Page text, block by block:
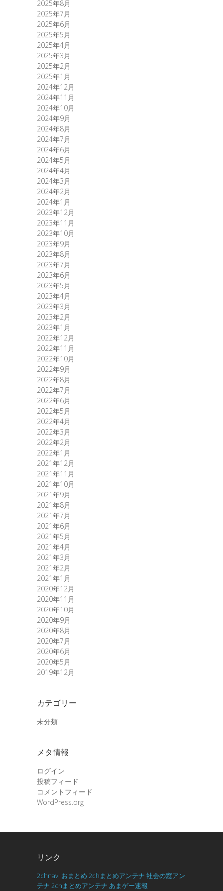
2025年8月
2025年7月
2025年6月
2025年5月
2025年4月
2025年3月
2025年2月
2025年1月
2024年12月
2024年11月
2024年10月
2024年9月
2024年8月
2024年7月
2024年6月
2024年5月
2024年4月
2024年3月
2024年2月
2024年1月
2023年12月
2023年11月
2023年10月
2023年9月
2023年8月
2023年7月
2023年6月
2023年5月
2023年4月
2023年3月
2023年2月
2023年1月
2022年12月
2022年11月
2022年10月
2022年9月
2022年8月
2022年7月
2022年6月
2022年5月
2022年4月
2022年3月
2022年2月
2022年1月
2021年12月
2021年11月
2021年10月
2021年9月
2021年8月
2021年7月
2021年6月
2021年5月
2021年4月
2021年3月
2021年2月
2021年1月
2020年12月
2020年11月
2020年10月
2020年9月
2020年8月
2020年7月
2020年6月
2020年5月
2019年12月
カテゴリー
未分類
メタ情報
ログイン
投稿フィード
コメントフィード
WordPress.org
リンク
2chnavi おまとめ 2chまとめアンテナ 社会の窓アン
テナ 2chまとめアンテナ あまゲー速報